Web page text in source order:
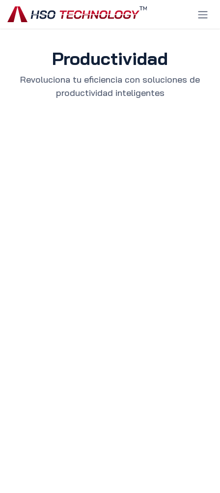
Ir al contenido
Productividad
Revoluciona tu eficiencia con soluciones de
productividad inteligentes